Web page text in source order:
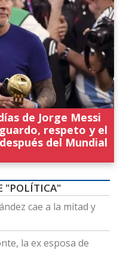
de Jorge Messi
respeto y el
del Mundial
"POLÍTICA"
cae a la mitad y
la ex esposa de